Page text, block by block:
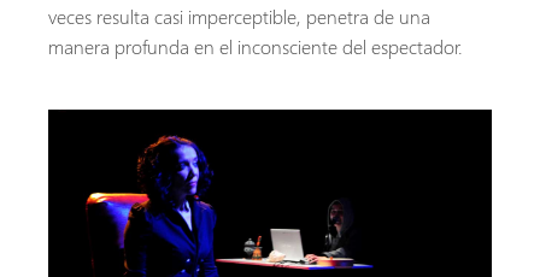
veces resulta casi imperceptible, penetra de una
manera profunda en el inconsciente del espectador.